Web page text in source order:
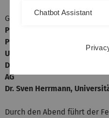
Gäste auf dem Podium:
Prof. Dr. Peter Frankenberg,
Prof. Dr.-Ing. Michael
Ulm
Dr. H. Werner Utz,
AG
Dr. Sven Herrmann,
Durch den Abend führt der
Chatbot Assistant